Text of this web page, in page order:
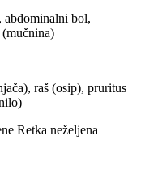
abdominalni bol,
raš (osip), pruritus
Retka neželjena